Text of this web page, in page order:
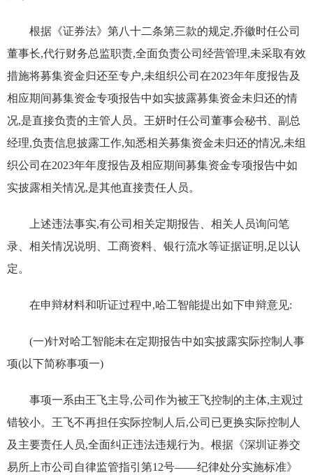
根据《证券法》第八十二条第三款的规定,乔徽时任公司
董事长,代行财务总监职责,全面负责公司经营管理,未采取有效
措施将募集资金归还至专户,未组织公司在2023年年度报告及
相应期间募集资金专项报告中如实披露募集资金未归还的情
况,是直接负责的主管人员。王妍时任公司董事会秘书、副总
经理,负责信息披露工作,知悉相关募集资金未归还的情况,未组
织公司在2023年年度报告及相应期间募集资金专项报告中如
实披露相关情况,是其他直接责任人员。
上述违法事实,有公司相关定期报告、相关人员询问笔
录、相关情况说明、工商资料、银行流水等证据证明,足以认
定。
在申辩材料和听证过程中,哈工智能提出如下申辩意见:
(一)针对哈工智能未在定期报告中如实披露实际控制人事
项(以下简称事项一)
事项一系由王飞主导,公司作为被王飞控制的主体,主观过
错较小。王飞不再担任实际控制人后,公司已更换实际控制人
及主要责任人员,全面纠正违法违规行为。根据《深圳证券交
易所上市公司自律监管指引第12号——纪律处分实施标准》